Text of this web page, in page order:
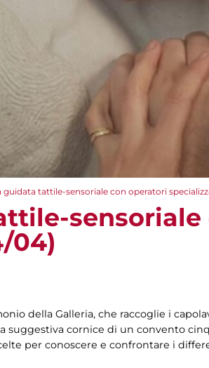
guidata tattile-sensoriale con operatori
sensoriale
04)
della Galleria, che raccoglie i
suggestiva cornice di un convento
per conoscere e confrontare i